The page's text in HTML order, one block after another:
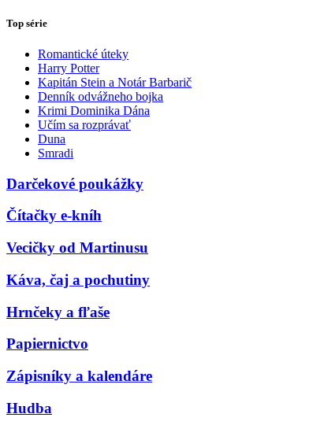
Top série
Romantické úteky
Harry Potter
Kapitán Stein a Notár Barbarič
Denník odvážneho bojka
Krimi Dominika Dána
Učím sa rozprávať
Duna
Smradi
Darčekové poukážky
Čítačky e-kníh
Vecičky od Martinusu
Káva, čaj a pochutiny
Hrnčeky a fľaše
Papiernictvo
Zápisníky a kalendáre
Hudba